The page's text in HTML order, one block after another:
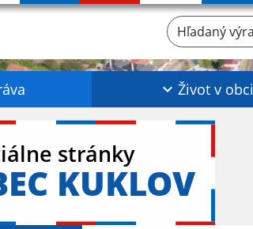
Hľadaný výraz...
Život v obci
stránky
KUKLOV